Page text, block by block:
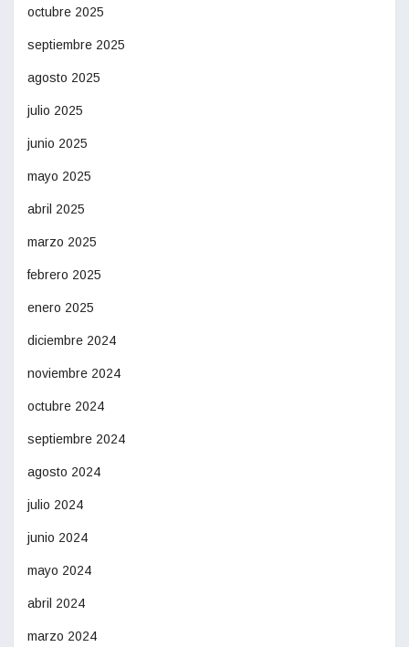
octubre 2025
septiembre 2025
agosto 2025
julio 2025
junio 2025
mayo 2025
abril 2025
marzo 2025
febrero 2025
enero 2025
diciembre 2024
noviembre 2024
octubre 2024
septiembre 2024
agosto 2024
julio 2024
junio 2024
mayo 2024
abril 2024
marzo 2024